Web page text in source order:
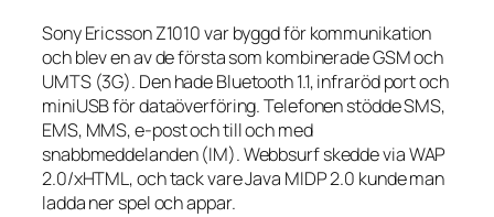
Sony Ericsson Z1010 var byggd för kommunikation
och blev en av de första som kombinerade GSM och
UMTS (3G). Den hade Bluetooth 1.1, infraröd port och
miniUSB för dataöverföring. Telefonen stödde SMS,
EMS, MMS, e-post och till och med
snabbmeddelanden (IM). Webbsurf skedde via WAP
2.0/xHTML, och tack vare Java MIDP 2.0 kunde man
ladda ner spel och appar.